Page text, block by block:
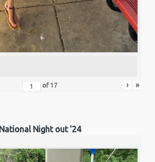
of 17 › »
National Night out '24